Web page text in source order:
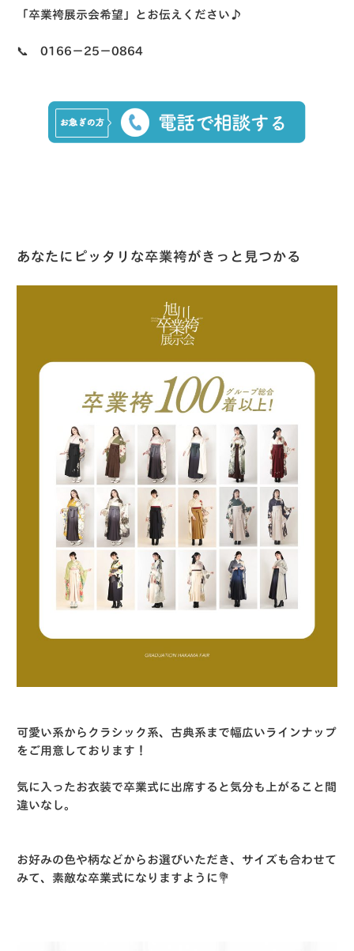
「卒業袴展示会希望」とお伝えください♪
📞 0166−25−0864
あなたにピッタリな卒業袴がきっと見つかる
可愛い系からクラシック系、古典系まで幅広いラインナップ
をご用意しております！
気に入ったお衣装で卒業式に出席すると気分も上がること間
違いなし。
お好みの色や柄などからお選びいただき、サイズも合わせて
みて、素敵な卒業式になりますように💐